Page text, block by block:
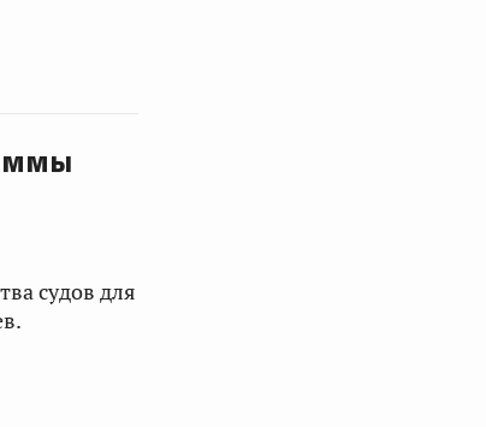
судов для